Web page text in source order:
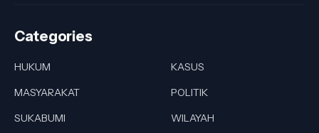
Categories
HUKUM
KASUS
MASYARAKAT
POLITIK
SUKABUMI
WILAYAH